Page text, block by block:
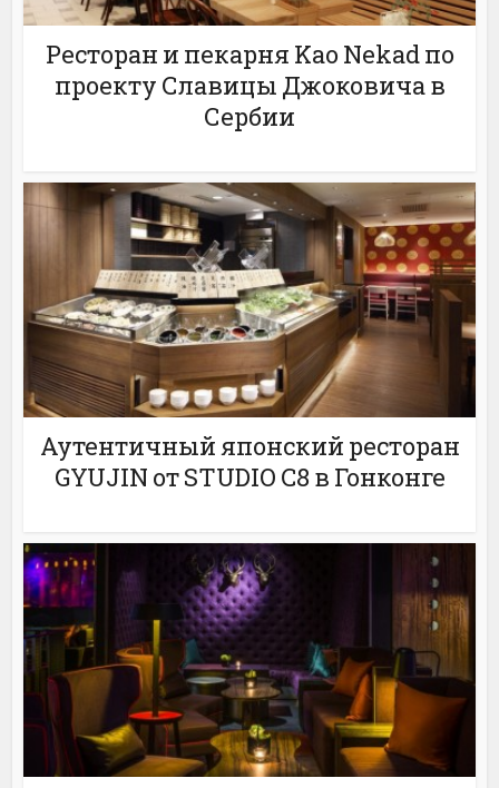
Ресторан и пекарня Kao Nekad по
проекту Славицы Джоковича в
Сербии
Аутентичный японский ресторан
GYUJIN от STUDIO C8 в Гонконге